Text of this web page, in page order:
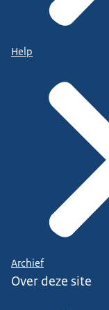
Help
Archief
Over deze site